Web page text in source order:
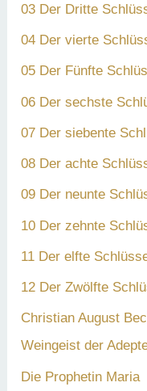
03 Der Dritte
04 Der vierte
05 Der Fünfte
06 Der sechste
07 Der siebente
08 Der achte
09 Der neunte
10 Der zehnte
11 Der elfte
12 Der Zwölfte
Christian August
Weingeist der
Die Prophetin Maria